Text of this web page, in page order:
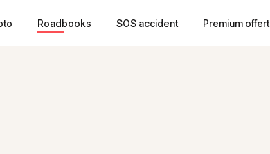
Roadbooks SOS accident Premium offert